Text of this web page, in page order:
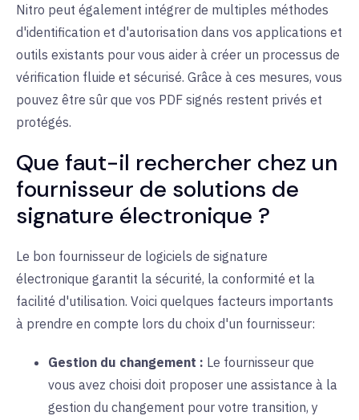
Nitro peut également intégrer de multiples méthodes
d'identification et d'autorisation dans vos applications et
outils existants pour vous aider à créer un processus de
vérification fluide et sécurisé. Grâce à ces mesures, vous
pouvez être sûr que vos PDF signés restent privés et
protégés.
Que faut-il rechercher chez un
fournisseur de solutions de
signature électronique ?
Le bon fournisseur de logiciels de signature
électronique garantit la sécurité, la conformité et la
facilité d'utilisation. Voici quelques facteurs importants
à prendre en compte lors du choix d'un fournisseur:
Gestion du changement : Le fournisseur que
vous avez choisi doit proposer une assistance à la
gestion du changement pour votre transition, y